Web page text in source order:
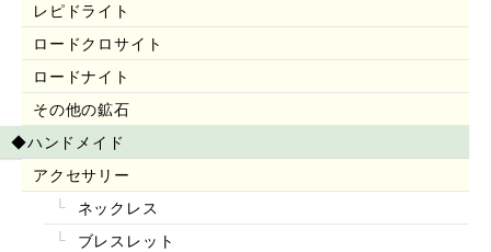
レピドライト
ロードクロサイト
ロードナイト
その他の鉱石
◆ハンドメイド
アクセサリー
ネックレス
ブレスレット